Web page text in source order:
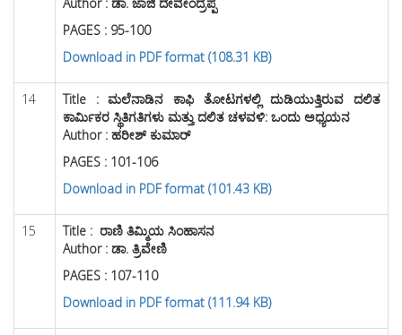
PAGES : 95-100
Download in PDF format (108.31 KB)
14 Title :ಮಲೆನಾಡಿನ ಕಾಫಿ ತೋಟಗಳಲ್ಲಿ ದುಡಿಯುತ್ತಿರುವ ದಲಿತ
ಕಾರ್ಮಿಕರ ಸ್ಥಿತಿಗತಿಗಳು ಮತ್ತು ದಲಿತ ಚಳವಳಿ: ಒಂದು ಅಧ್ಯಯನ
Author : ಹರೀಶ್ ಕುಮಾರ್
PAGES : 101-106
Download in PDF format (101.43 KB)
15 Title : ರಾಣಿ ತಿಮ್ಮಿಯ ಸಿಂಹಾಸನ
Author : ಡಾ. ತ್ರಿವೇಣಿ
PAGES : 107-110
Download in PDF format (111.94 KB)